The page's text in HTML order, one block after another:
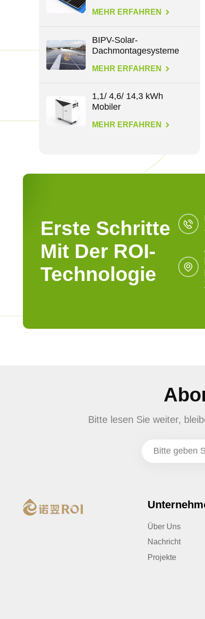
MEHR ERFAHREN
BIPV-Solar-
Dachmontagesysteme
MEHR ERFAHREN
1,1/ 4,6/ 14,3 kWh
Mobiler
MEHR ERFAHREN
Erste Schritte
Mit Der ROI-
Technologie
Bitte lesen Sie weiter,
Über Uns
Nachricht
Projekte